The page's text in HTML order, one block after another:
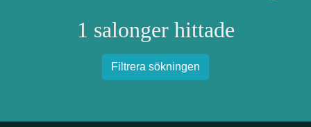
1 salonger hittade
Filtrera sökningen